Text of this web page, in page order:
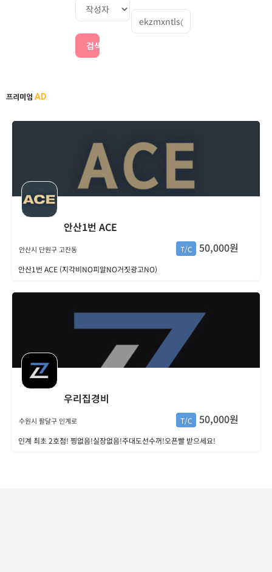
검색
프리미엄 AD
안산1번 ACE
T/C 50,000원
안산시 단원구 고잔동
안산1번 ACE (지각비NO피알NO거짓광고NO)
우리집경비
T/C 50,000원
수원시 팔달구 인계로
인계 최초 2호점! 찡없음!실장없음!주대도선수꺼!오픈빨 받으세요!